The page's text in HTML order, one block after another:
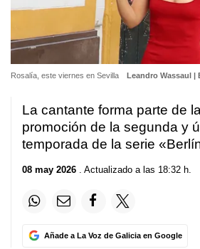
Rosalía, este viernes en Sevilla Leandro Wassaul |
La cantante forma parte de
promoción de la segunda y
temporada de la serie
08 may 2026 . Actualizado a las 18:32 h.
Añade a La Voz de Galicia en Google